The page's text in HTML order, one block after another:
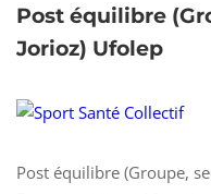
Post équilibre
Jorioz) Ufolep
Post équilibre (Groupe,